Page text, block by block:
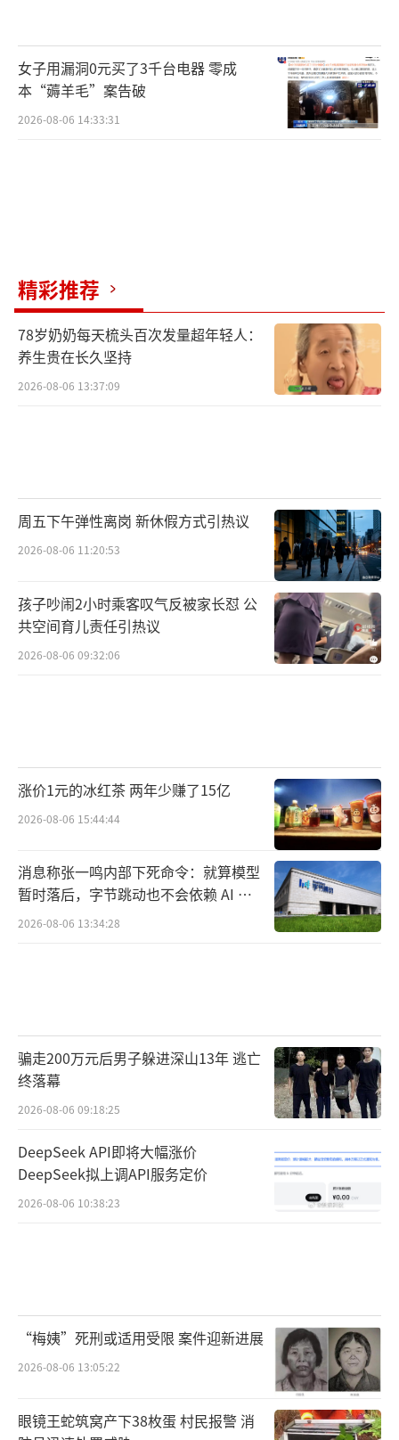
女子用漏洞0元买了3千台电器 零成
本“薅羊毛”案告破
2026-08-06 14:33:31
精彩推荐
78岁奶奶每天梳头百次发量超年轻人：
养生贵在长久坚持
2026-08-06 13:37:09
周五下午弹性离岗 新休假方式引热议
2026-08-06 11:20:53
孩子吵闹2小时乘客叹气反被家长怼 公
共空间育儿责任引热议
2026-08-06 09:32:06
涨价1元的冰红茶 两年少赚了15亿
2026-08-06 15:44:44
消息称张一鸣内部下死命令：就算模型
暂时落后，字节跳动也不会依赖 AI 蒸
馏技术
2026-08-06 13:34:28
骗走200万元后男子躲进深山13年 逃亡
终落幕
2026-08-06 09:18:25
DeepSeek API即将大幅涨价
DeepSeek拟上调API服务定价
2026-08-06 10:38:23
“梅姨”死刑或适用受限 案件迎新进展
2026-08-06 13:05:22
眼镜王蛇筑窝产下38枚蛋 村民报警 消